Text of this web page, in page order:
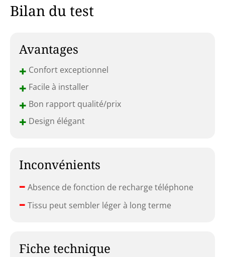
Bilan du test
Avantages
+ Confort exceptionnel
+ Facile à installer
+ Bon rapport qualité/prix
+ Design élégant
Inconvénients
– Absence de fonction de recharge téléphone
– Tissu peut sembler léger à long terme
Fiche technique